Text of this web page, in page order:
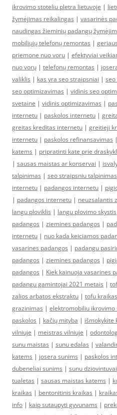
ikrovimo stoteliu pletra lietuvoje |
žymėjimas reikalingas | vasarinės
naudingas žieminių padangų
mobiliųjų telefonų remontas |
priemone nuo voru | efektyviai
nuo vorų | telefonų remontas |
valiklis | kas yra seo straipsniai |
seo optimizavimas | vidinis seo
svetaine | vidinis optimizavimas |
internetu | paskolos internetu |
greitas kreditas internetu | greitieji
internetu | paskolos refinansavimas |
katems | pripratinti kate prie
| sausas maistas ar konservai |
talpinimas | seo straipsniu talpinimas
internetu | padangos internetu |
| padangos internetu | neuzsalantis
langu ploviklis | langu plovimo skystis
padangos | ziemines padangos |
internetu | nuo kada keiciamos
vasarines padangos | padangu
padangos | ziemines padangos |
padangos | Kiek kainuoja vasarines
padangu gamintojai 2021 metais |
zalios arbatos ekstraktu | tofu
grazinimas | elektromobiliu ikrovimo
paskolos | kačių mityba | išmokykite
vilniuje | meistras vilniuje |
sunu maistas | sunu edalas |
katems | josera sunims | paskolos
dubeneliai sunims | sunu dziovintuvai
tualetas | sausas maistas katems |
kraikas | bentonitinis kraikas |
info | kaip sutaupyti gyvunams |